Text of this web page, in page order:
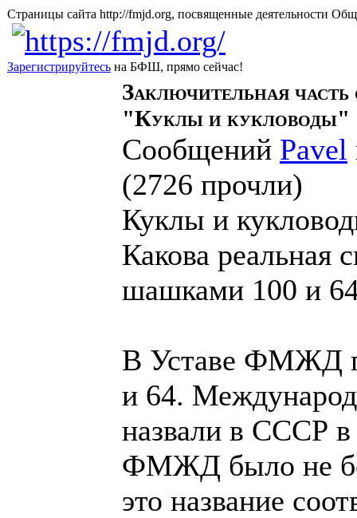
Страницы сайта http://fmjd.org, посвященные
Зарегистрируйтесь на БФШ, прямо сейчас!
Заключительная часть
"Куклы и кукловоды"
Сообщений Pavel
прочли)
Куклы и
Какова реальная
шашками 100 и
В Уставе ФМЖД
64.
СССР в тот
не более 6 стран.
соответствовало